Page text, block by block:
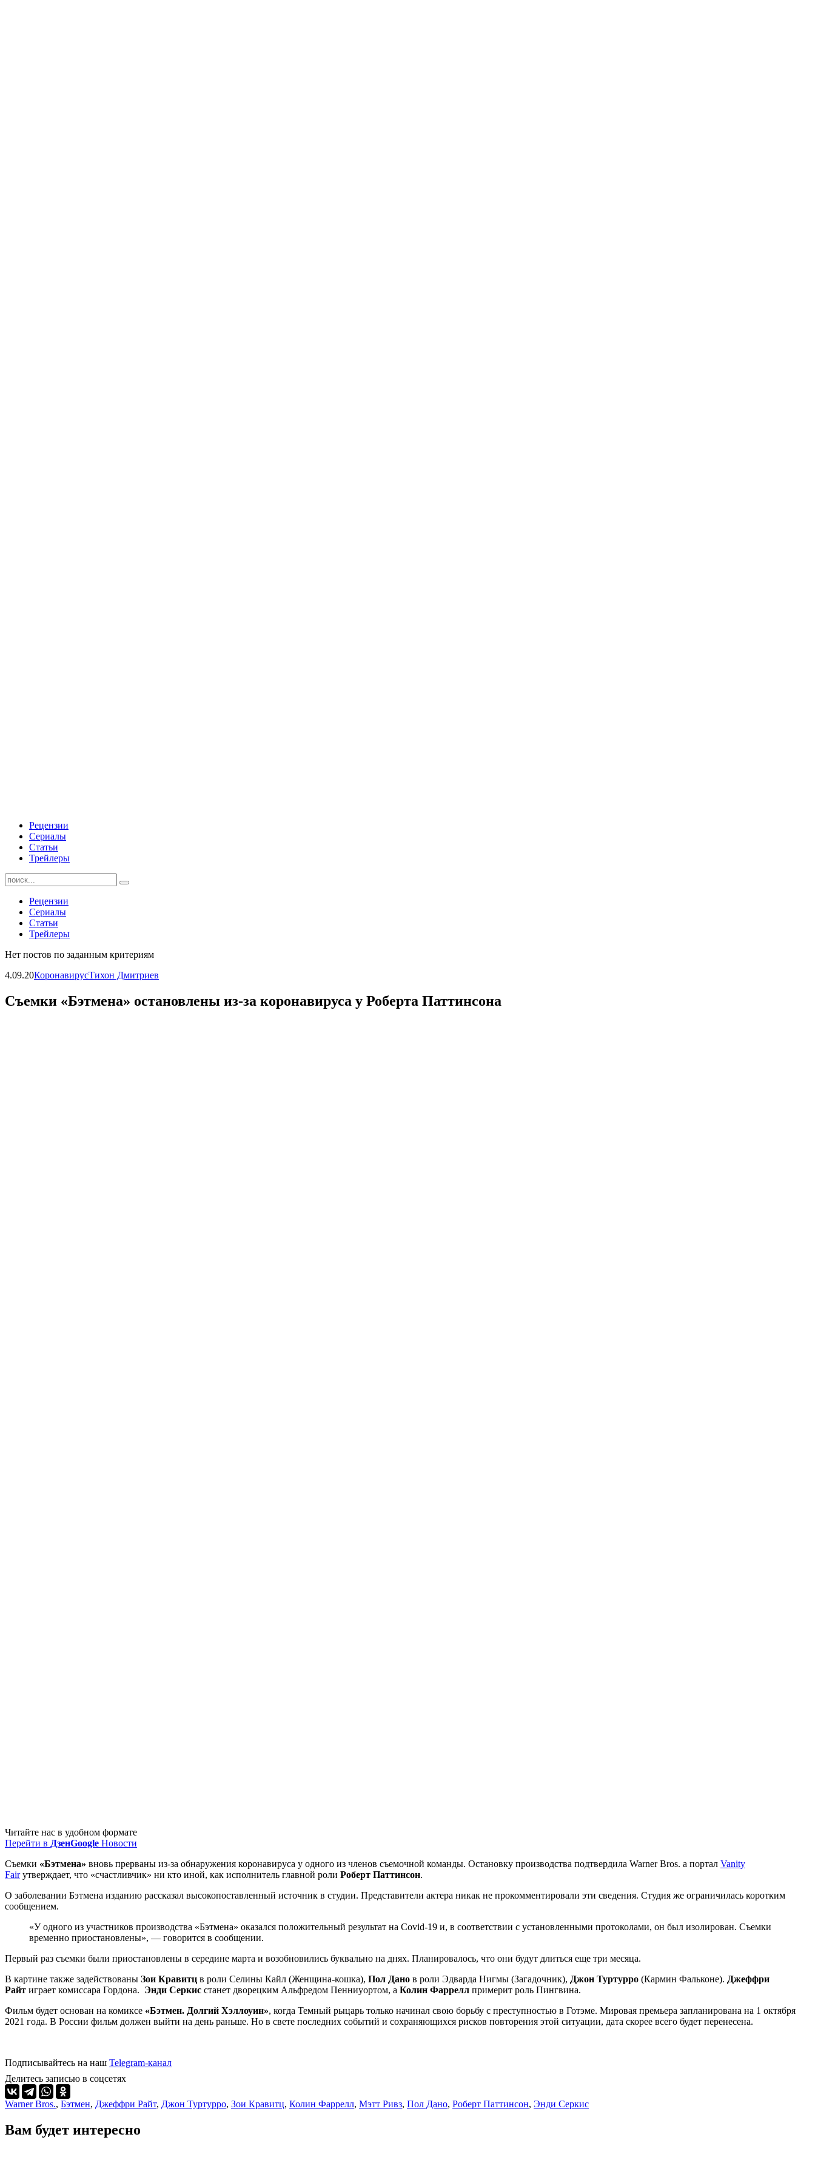
Рецензии
Сериалы
Статьи
Трейлеры
Найти:
Рецензии
Сериалы
Статьи
Трейлеры
Нет постов по заданным критериям
4.09.20КоронавирусТихон Дмитриев
Съемки «Бэтмена» остановлены из-за коронавируса у Роберта Паттинсона
Читайте нас в удобном формате
Перейти в ДзенGoogle Новости
Съемки «Бэтмена» вновь прерваны из-за обнаружения коронавируса у одного из членов съемочной команды. Остановку производства подтвердила Warner Bros. а портал Vanity
Fairутверждает, что «счастливчик» ни кто иной, как исполнитель главной роли Роберт Паттинсон.
О заболевании Бэтмена изданию рассказал высокопоставленный источник в студии. Представители актера никак не прокомментировали эти сведения. Студия же ограничилась коротким
сообщением.
«У одного из участников производства «Бэтмена» оказался положительный результат на Covid-19 и, в соответствии с установленными протоколами, он был изолирован. Съемки
временно приостановлены​​», — говорится в сообщении.
Первый раз съемки были приостановлены в середине марта и возобновились буквально на днях. Планировалось, что они будут длиться еще три месяца.
В картине также задействованы Зои Кравитц в роли Селины Кайл (Женщина-кошка), Пол Дано в роли Эдварда Нигмы (Загадочник), Джон Туртурро (Кармин Фальконе). Джеффри
Райт играет комиссара Гордона. Энди Серкис станет дворецким Альфредом Пенниуортом, а Колин Фаррелл примерит роль Пингвина.
Фильм будет основан на комиксе «Бэтмен. Долгий Хэллоуин», когда Темный рыцарь только начинал свою борьбу с преступностью в Готэме. Мировая премьера запланирована на 1 октября
2021 года. В России фильм должен выйти на день раньше. Но в свете последних событий и сохраняющихся рисков повторения этой ситуации, дата скорее всего будет перенесена.
Подписывайтесь на наш Telegram-канал
Делитесь записью в соцсетях
Warner Bros., Бэтмен, Джеффри Райт, Джон Туртурро, Зои Кравитц, Колин Фаррелл, Мэтт Ривз, Пол Дано, Роберт Паттинсон, Энди Серкис
Вам будет интересно